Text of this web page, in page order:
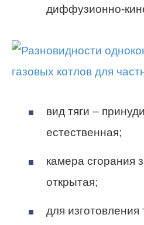
диффузионно-
вид тяги –
естественная;
камера сгорания
открытая;
для